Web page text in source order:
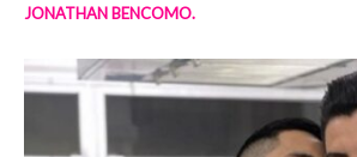
JONATHAN BENCOMO.